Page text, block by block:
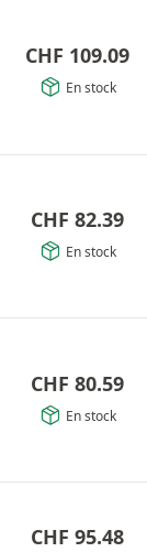
CHF 109.09
En stock
CHF 82.39
En stock
CHF 80.59
En stock
CHF 95.48